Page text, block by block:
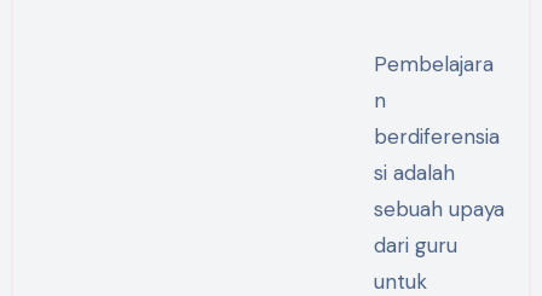
Pembelajara
n
berdiferensia
si adalah
sebuah upaya
dari guru
untuk